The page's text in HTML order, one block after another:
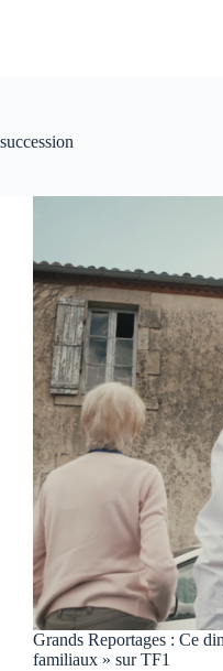
succession
Grands Reportages : Ce
familiaux » sur TF1